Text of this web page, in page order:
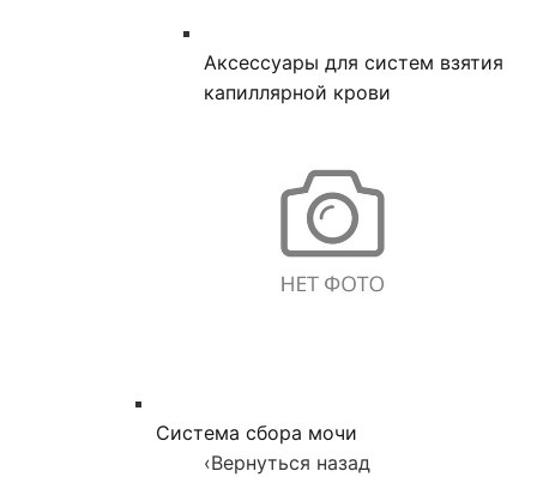
Аксессуары для систем взятия
капиллярной крови
Система сбора мочи
‹Вернуться назад